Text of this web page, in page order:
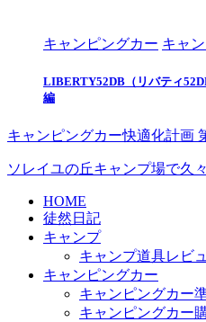
キャンピングカー キャ
LIBERTY52DB（リバティ
編
キャンピングカー快適化計画
ソレイユの丘キャンプ場で久
HOME
徒然日記
キャンプ
キャンプ道具レビ
キャンピングカー
キャンピングカー
キャンピングカー